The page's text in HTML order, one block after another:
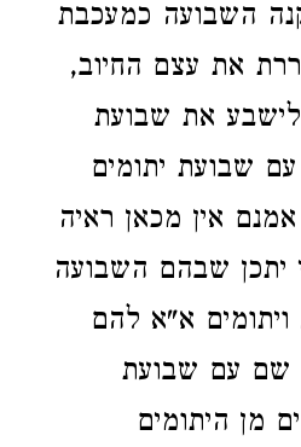
השבועה כמעכבת
את עצם החיוב,
את שבועת
שבועת יתומים
אין מכאן ראיה
יתכן שבהם השבועה
א"א להם
שם עם שבועת
מן היתומים